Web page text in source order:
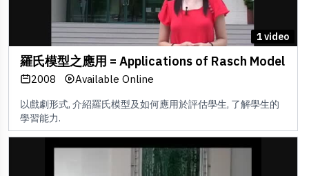
1 video
羅氏模型之應用 = Applications of Rasch Model
2008 Available Online
以戲劇形式, 介紹羅氏模型及如何應用於評估學生, 了解學生的
學習能力.